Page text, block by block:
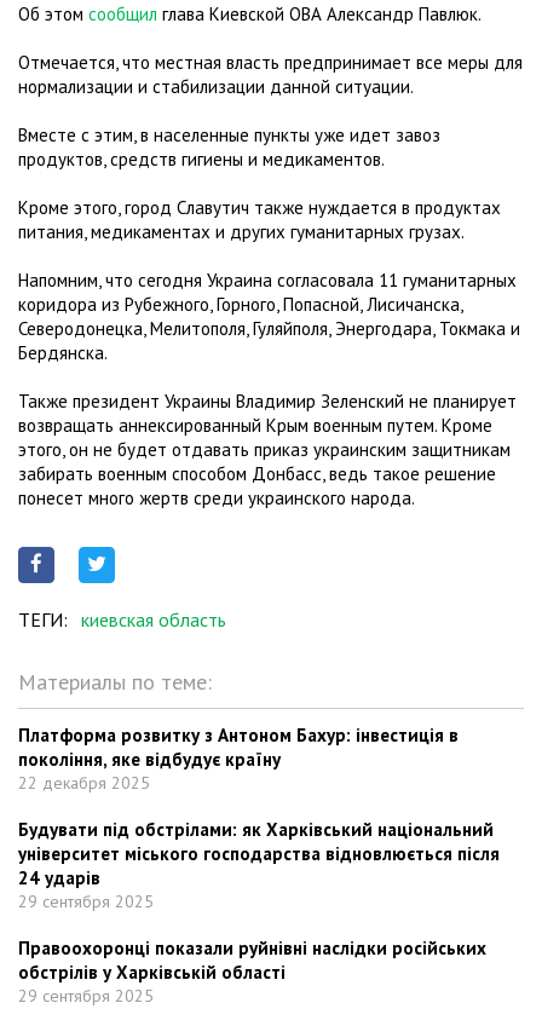
Об этом сообщил глава Киевской ОВА Александр Павлюк.
Отмечается, что местная власть предпринимает все меры для
нормализации и стабилизации данной ситуации.
Вместе с этим, в населенные пункты уже идет завоз
продуктов, средств гигиены и медикаментов.
Кроме этого, город Славутич также нуждается в продуктах
питания, медикаментах и других гуманитарных грузах.
Напомним, что сегодня Украина согласовала 11 гуманитарных
коридора из Рубежного, Горного, Попасной, Лисичанска,
Северодонецка, Мелитополя, Гуляйполя, Энергодара, Токмака и
Бердянска.
Также президент Украины Владимир Зеленский не планирует
возвращать аннексированный Крым военным путем. Кроме
этого, он не будет отдавать приказ украинским защитникам
забирать военным способом Донбасс, ведь такое решение
понесет много жертв среди украинского народа.
ТЕГИ: киевская область
Материалы по теме:
Платформа розвитку з Антоном Бахур: інвестиція в
покоління, яке відбудує країну
22 декабря 2025
Будувати під обстрілами: як Харківський національний
університет міського господарства відновлюється після
24 ударів
29 сентября 2025
Правоохоронці показали руйнівні наслідки російських
обстрілів у Харківській області
29 сентября 2025